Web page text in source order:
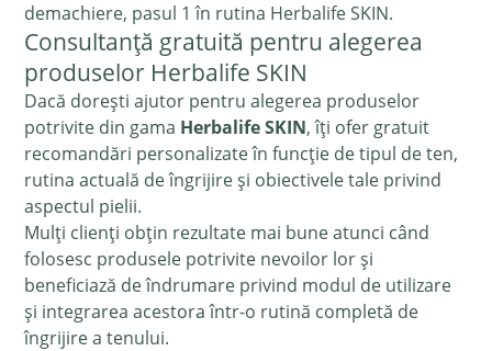
demachiere, pasul 1 în rutina Herbalife SKIN.
Consultanță gratuită pentru alegerea
produselor Herbalife SKIN
Dacă dorești ajutor pentru alegerea produselor
potrivite din gama Herbalife SKIN, îți ofer gratuit
recomandări personalizate în funcție de tipul de ten,
rutina actuală de îngrijire și obiectivele tale privind
aspectul pielii.
Mulți clienți obțin rezultate mai bune atunci când
folosesc produsele potrivite nevoilor lor și
beneficiază de îndrumare privind modul de utilizare
și integrarea acestora într-o rutină completă de
îngrijire a tenului.